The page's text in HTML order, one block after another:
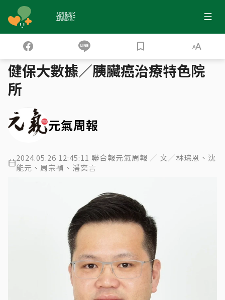
全民就醫好幫手 健保大數據
健保大數據／胰臟癌治療特色院
所
元氣周報
2024.05.26 12:45:11 聯合報元氣周報 ／ 文／林琮恩、沈
能元、周宗禎、潘奕言